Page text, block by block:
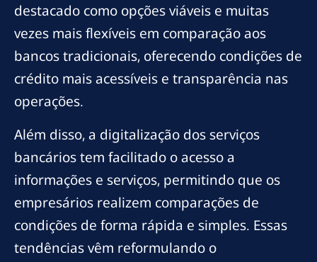
destacado como opções viáveis e muitas
vezes mais flexíveis em comparação aos
bancos tradicionais, oferecendo condições de
crédito mais acessíveis e transparência nas
operações.
Além disso, a digitalização dos serviços
bancários tem facilitado o acesso a
informações e serviços, permitindo que os
empresários realizem comparações de
condições de forma rápida e simples. Essas
tendências vêm reformulando o